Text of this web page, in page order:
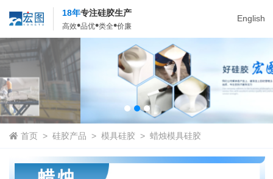
English
18年专注硅胶生产
高效•品优•类全•价廉
首页 > 硅胶产品 > 模具硅胶 > 蜡烛模具硅胶